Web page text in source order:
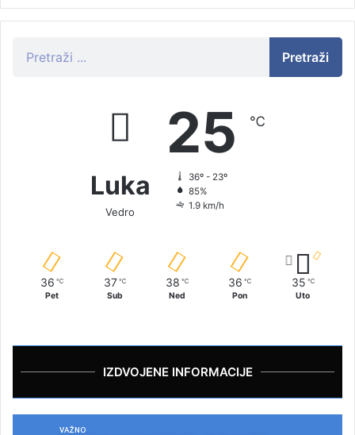
Pretraži
Luka
Vedro
25 ℃
36º - 23º
85%
1.9 km/h
36 ℃
Pet
37 ℃
Sub
38 ℃
Ned
36 ℃
Pon
35 ℃
Uto
IZDVOJENE INFORMACIJE
VAŽNO